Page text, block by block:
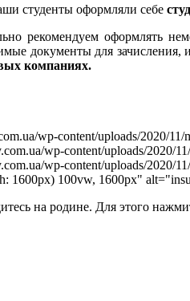
студенты оформляли себе
рекомендуем оформлять
документы для
компаниях.
wp-content/uploads/2020/
wp-content/uploads/2020/
wp-content/uploads/2020/
1600px) 100vw, 1600px"
на родине. Для этого